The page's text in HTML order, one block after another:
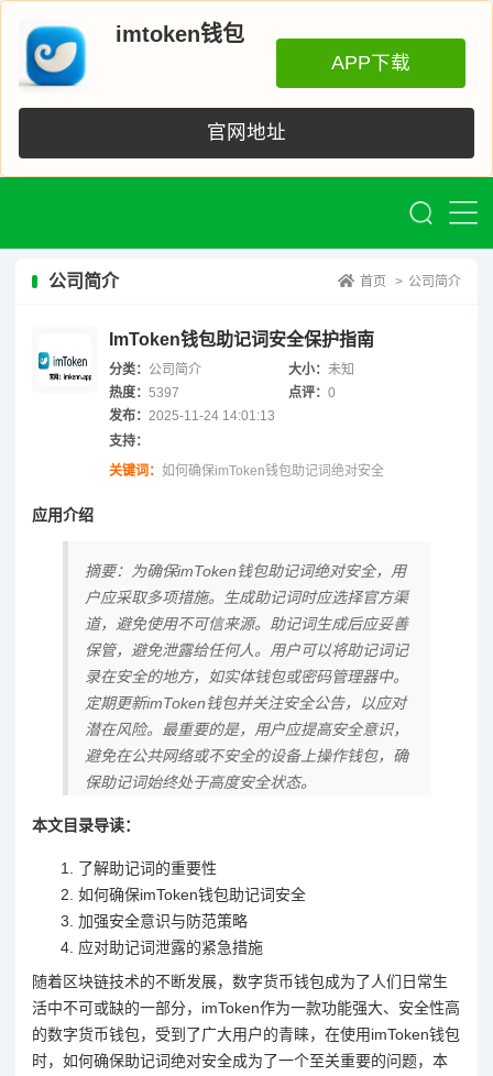
imtoken钱包
APP下载
官网地址
公司简介 首页 > 公司简介
ImToken钱包助记词安全保护指南
分类： 公司简介 大小：未知
热度： 5397 点评：0
发布： 2025-11-24 14:01:13
支持：
关键词： 如何确保imToken钱包助记词绝对安全
应用介绍
摘要：为确保imToken钱包助记词绝对安全，用
户应采取多项措施。生成助记词时应选择官方渠
道，避免使用不可信来源。助记词生成后应妥善
保管，避免泄露给任何人。用户可以将助记词记
录在安全的地方，如实体钱包或密码管理器中。
定期更新imToken钱包并关注安全公告，以应对
潜在风险。最重要的是，用户应提高安全意识，
避免在公共网络或不安全的设备上操作钱包，确
保助记词始终处于高度安全状态。
本文目录导读：
了解助记词的重要性
如何确保imToken钱包助记词安全
加强安全意识与防范策略
应对助记词泄露的紧急措施
随着区块链技术的不断发展，数字货币钱包成为了人们日常生
活中不可或缺的一部分，imToken作为一款功能强大、安全性高
的数字货币钱包，受到了广大用户的青睐，在使用imToken钱包
时，如何确保助记词绝对安全成为了一个至关重要的问题，本